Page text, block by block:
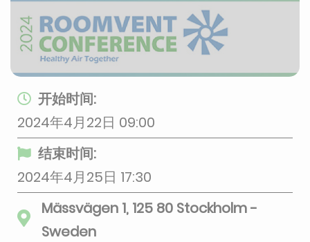
开始时间:
2024年4月22日 09:00
结束时间:
2024年4月25日 17:30
Mässvägen 1, 125 80 Stockholm -
Sweden